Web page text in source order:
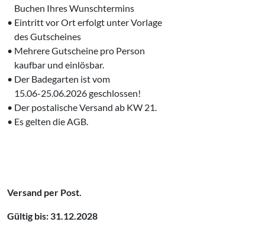
‌ Buchen Ihres Wunschtermins
• Eintritt vor Ort erfolgt unter Vorlage
‌ des Gutscheines
• Mehrere Gutscheine pro Person
‌ kaufbar und einlösbar.
• Der Badegarten ist vom
‌ 15.06-25.06.2026 geschlossen!
• Der postalische Versand ab KW 21.
• Es gelten die AGB.
Versand per Post.
Gültig bis: 31.12.2028